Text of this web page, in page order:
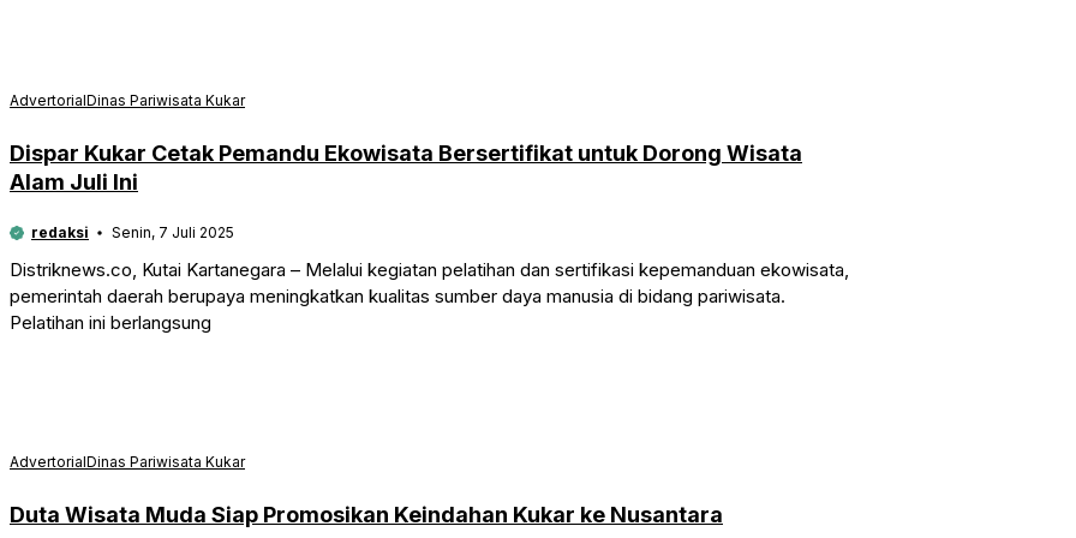
AdvertorialDinas Pariwisata Kukar
Dispar Kukar Cetak Pemandu Ekowisata Bersertifikat untuk Dorong Wisata
Alam Juli Ini
redaksi Senin, 7 Juli 2025
Distriknews.co, Kutai Kartanegara – Melalui kegiatan pelatihan dan sertifikasi kepemanduan ekowisata,
pemerintah daerah berupaya meningkatkan kualitas sumber daya manusia di bidang pariwisata.
Pelatihan ini berlangsung
AdvertorialDinas Pariwisata Kukar
Duta Wisata Muda Siap Promosikan Keindahan Kukar ke Nusantara